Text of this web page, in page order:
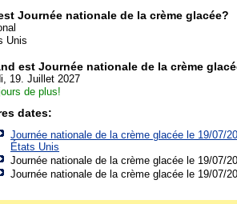
Journée nationale de la crème glacée?
Unis
est Journée nationale de la crème
19. Juillet 2027
de plus!
dates:
Journée nationale de la crème glacée le 19/07/
États Unis
Journée nationale de la crème glacée le 19/07/
Journée nationale de la crème glacée le 19/07/